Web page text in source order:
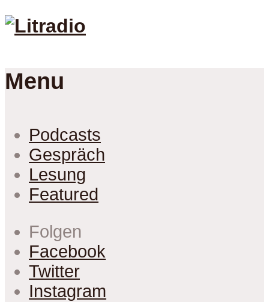
Menu
Podcasts
Gespräch
Lesung
Featured
Folgen
Facebook
Twitter
Instagram